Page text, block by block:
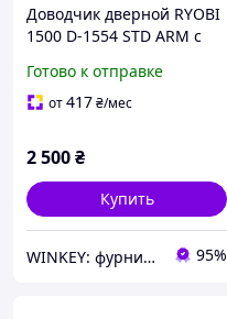
Доводчик дверной RYOBI
1500 D-1554 STD ARM с
Готово к отправке
от417₴/мес
2 500₴
Купить
WINKEY: фурнитура для окон и дверей 95%